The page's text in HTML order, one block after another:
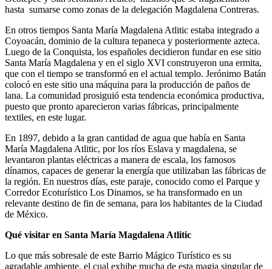
hasta sumarse como zonas de la delegación Magdalena Contreras.
En otros tiempos Santa María Magdalena Atlitic estaba integrado a
Coyoacán, dominio de la cultura tepaneca y posteriormente azteca.
Luego de la Conquista, los españoles decidieron fundar en ese sitio
Santa María Magdalena y en el siglo XVI construyeron una ermita,
que con el tiempo se transformó en el actual templo. Jerónimo Batán
colocó en este sitio una máquina para la producción de paños de
lana. La comunidad prosiguió esta tendencia económica productiva,
puesto que pronto aparecieron varias fábricas, principalmente
textiles, en este lugar.
En 1897, debido a la gran cantidad de agua que había en Santa
María Magdalena Atlitic, por los ríos Eslava y magdalena, se
levantaron plantas eléctricas a manera de escala, los famosos
dínamos, capaces de generar la energía que utilizaban las fábricas de
la región. En nuestros días, este paraje, conocido como el Parque y
Corredor Ecoturístico Los Dinamos, se ha transformado en un
relevante destino de fin de semana, para los habitantes de la Ciudad
de México.
Qué visitar en Santa María Magdalena Atlitic
Lo que más sobresale de este Barrio Mágico Turístico es su
agradable ambiente, el cual exhibe mucha de esta magia singular de